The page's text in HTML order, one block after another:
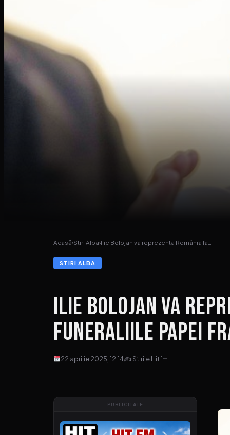
Acasă›Stiri Alba›Ilie Bolojan va reprezenta România la…
STIRI ALBA
Ilie Bolojan va
funeraliile Papei
22 aprilie 2025, 12:14✍ Stirile Hitfm
PUBLICITATE